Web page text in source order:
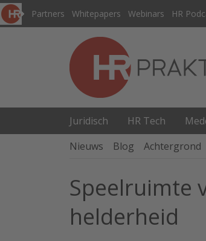
Partners Whitepapers Webinars HR
Juridisch HR Tech
Nieuws
Blog Achtergrond
Speelruimte
helderheid